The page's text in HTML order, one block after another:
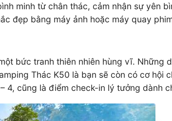
minh từ chân thác, cảm nhận sự yên
đẹp bằng máy ảnh hoặc máy quay
bức tranh thiên nhiên hùng vĩ. Những
Thác K50 là bạn sẽ còn có cơ
cũng là điểm check-in lý tưởng dành